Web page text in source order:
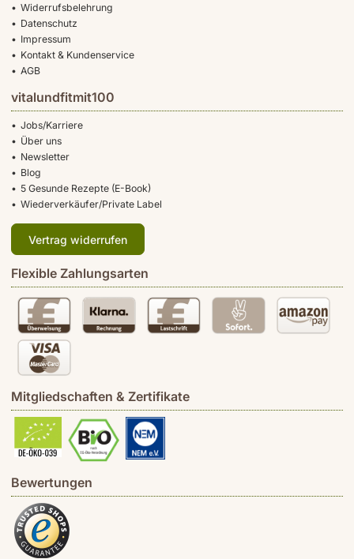
Widerrufsbelehrung
Datenschutz
Impressum
Kontakt & Kundenservice
AGB
vitalundfitmit100
Jobs/Karriere
Über uns
Newsletter
Blog
5 Gesunde Rezepte (E-Book)
Wiederverkäufer/Private Label
Vertrag widerrufen
Flexible Zahlungsarten
Mitgliedschaften & Zertifikate
Bewertungen